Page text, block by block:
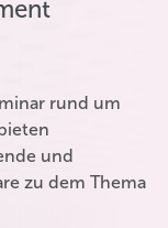
rund um
und
zu dem Thema